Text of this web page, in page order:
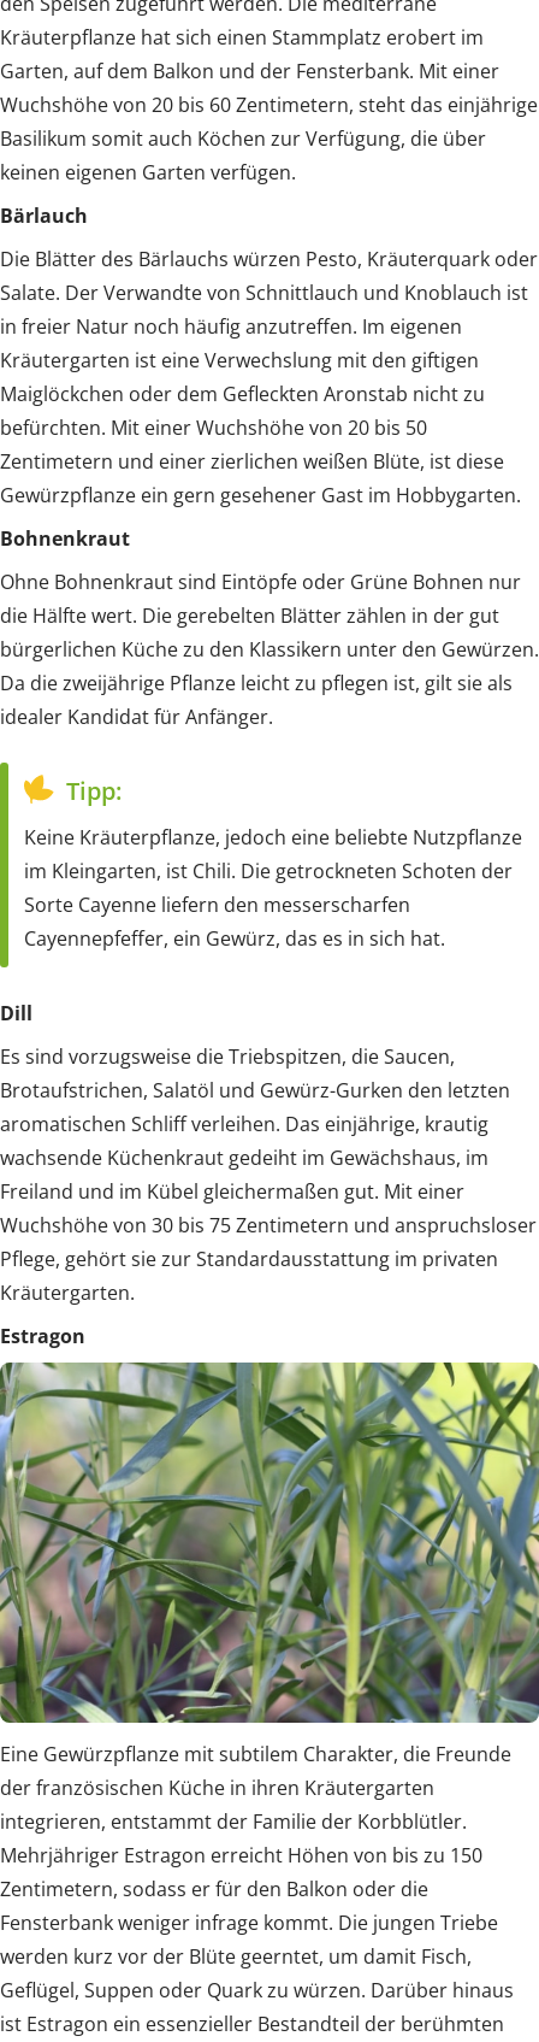
Kräuterpflanze hat sich einen Stammplatz erobert im
Garten, auf dem Balkon und der Fensterbank. Mit einer
Wuchshöhe von 20 bis 60 Zentimetern, steht das einjährige
Basilikum somit auch Köchen zur Verfügung, die über
keinen eigenen Garten verfügen.
Bärlauch
Die Blätter des Bärlauchs würzen Pesto, Kräuterquark oder
Salate. Der Verwandte von Schnittlauch und Knoblauch ist
in freier Natur noch häufig anzutreffen. Im eigenen
Kräutergarten ist eine Verwechslung mit den giftigen
Maiglöckchen oder dem Gefleckten Aronstab nicht zu
befürchten. Mit einer Wuchshöhe von 20 bis 50
Zentimetern und einer zierlichen weißen Blüte, ist diese
Gewürzpflanze ein gern gesehener Gast im Hobbygarten.
Bohnenkraut
Ohne Bohnenkraut sind Eintöpfe oder Grüne Bohnen nur
die Hälfte wert. Die gerebelten Blätter zählen in der gut
bürgerlichen Küche zu den Klassikern unter den Gewürzen.
Da die zweijährige Pflanze leicht zu pflegen ist, gilt sie als
idealer Kandidat für Anfänger.
Tipp:
Keine Kräuterpflanze, jedoch eine beliebte Nutzpflanze
im Kleingarten, ist Chili. Die getrockneten Schoten der
Sorte Cayenne liefern den messerscharfen
Cayennepfeffer, ein Gewürz, das es in sich hat.
Dill
Es sind vorzugsweise die Triebspitzen, die Saucen,
Brotaufstrichen, Salatöl und Gewürz-Gurken den letzten
aromatischen Schliff verleihen. Das einjährige, krautig
wachsende Küchenkraut gedeiht im Gewächshaus, im
Freiland und im Kübel gleichermaßen gut. Mit einer
Wuchshöhe von 30 bis 75 Zentimetern und anspruchsloser
Pflege, gehört sie zur Standardausstattung im privaten
Kräutergarten.
Estragon
Eine Gewürzpflanze mit subtilem Charakter, die Freunde
der französischen Küche in ihren Kräutergarten
integrieren, entstammt der Familie der Korbblütler.
Mehrjähriger Estragon erreicht Höhen von bis zu 150
Zentimetern, sodass er für den Balkon oder die
Fensterbank weniger infrage kommt. Die jungen Triebe
werden kurz vor der Blüte geerntet, um damit Fisch,
Geflügel, Suppen oder Quark zu würzen. Darüber hinaus
ist Estragon ein essenzieller Bestandteil der berühmten